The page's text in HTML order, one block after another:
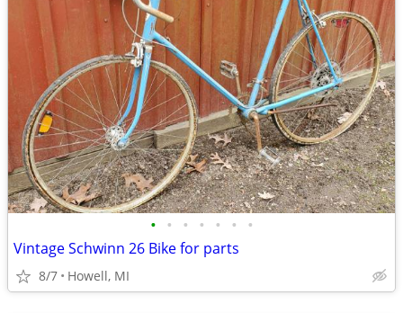
• • • • • • •
Vintage Schwinn 26 Bike for parts
8/7 Howell, MI